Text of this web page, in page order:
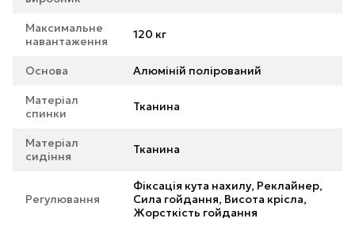
Максимальне
навантаження
120 кг
Основа Алюміній полірований
Матеріал
спинки
Тканина
Матеріал
сидіння
Тканина
Регулювання
Фіксація кута нахилу, Реклайнер,
Сила гойдання, Висота крісла,
Жорсткість гойдання